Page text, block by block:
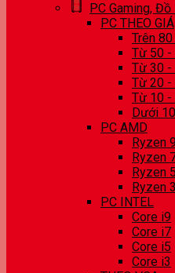
PC Gaming, Đồ
PC THEO GIÁ
Trên
Từ 50 -
Từ 30 -
Từ 20 -
Từ 10 -
Dưới
PC AMD
Ryzen 9
Ryzen
Ryzen 5
Ryzen 3
PC INTEL
Core i9
Core i7
Core i5
Core i3